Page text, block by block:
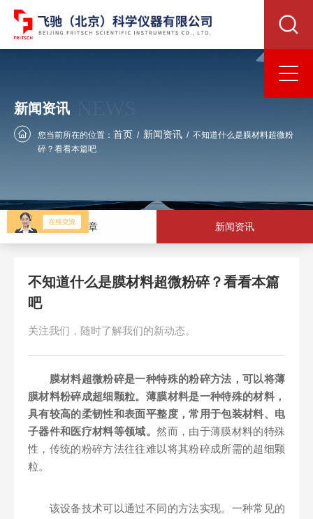
新闻资讯
您当前所在的位置： 首页 / 新闻资讯 / 不知道什么是膜材料超微粉
碎？看看本篇吧
技术文章 新闻资讯
不知道什么是膜材料超微粉碎？看看本篇
吧
关注我们，随时了解我们的新动态。
膜材料超微粉碎是一种特殊的粉碎方法，可以将薄
膜材料粉碎成超细颗粒。薄膜材料是一种特殊的材料，
具有较高的柔韧性和表面平整度，常用于包装材料、电
子器件和医疗材料等领域。然而，由于薄膜材料的特殊
性，传统的粉碎方法往往难以将其粉碎成所需的超细颗
粒。
该设备技术可以通过不同的方法实现。一种常见的